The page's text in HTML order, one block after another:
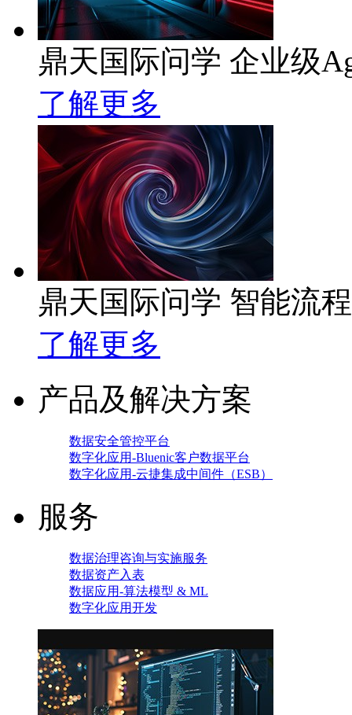
鼎天国际问学 企业级
了解更多
鼎天国际问学 智能流
了解更多
产品及解决方案
数据安全管控平台
数字化应用-Bluenic客户数据平台
数字化应用-云捷集成中间件（ESB）
服务
数据治理咨询与实施服务
数据资产入表
数据应用-算法模型 & ML
数字化应用开发